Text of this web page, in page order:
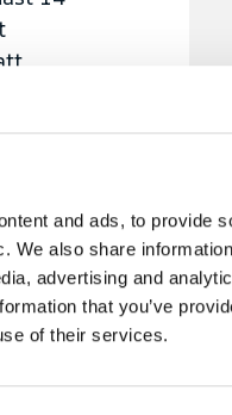
and ads, to provide
We also share
advertising and
that you’ve
of their services.
ska
ta ut en